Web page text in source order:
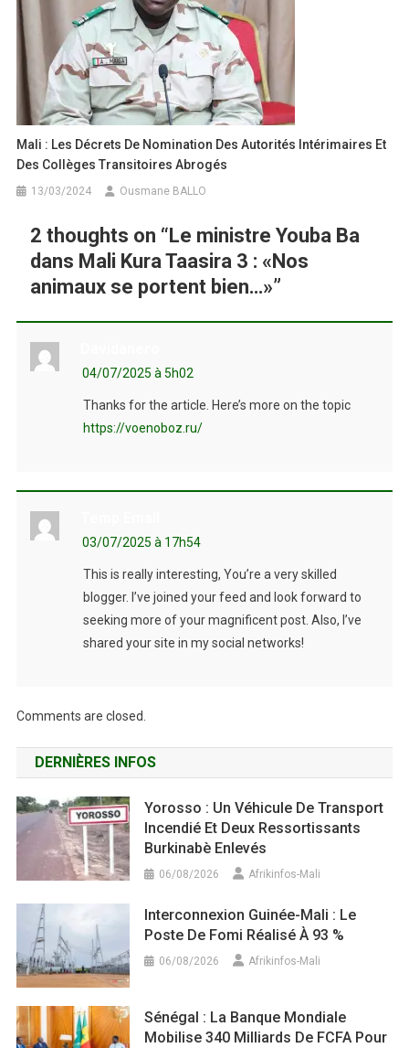
Mali : Les Décrets De Nomination Des Autorités Intérimaires Et
Des Collèges Transitoires Abrogés
13/03/2024 Ousmane BALLO
2 thoughts on “Le ministre Youba Ba
dans Mali Kura Taasira 3 : «Nos
animaux se portent bien…»”
04/07/2025 à 5h02
Thanks for the article. Here’s more on the topic
https://voenoboz.ru/
03/07/2025 à 17h54
This is really interesting, You’re a very skilled
blogger. I’ve joined your feed and look forward to
seeking more of your magnificent post. Also, I’ve
shared your site in my social networks!
Comments are closed.
DERNIÈRES INFOS
Yorosso : Un Véhicule De Transport
Incendié Et Deux Ressortissants
Burkinabè Enlevés
06/08/2026 Afrikinfos-Mali
Interconnexion Guinée-Mali : Le
Poste De Fomi Réalisé À 93 %
06/08/2026 Afrikinfos-Mali
Sénégal : La Banque Mondiale
Mobilise 340 Milliards De FCFA Pour